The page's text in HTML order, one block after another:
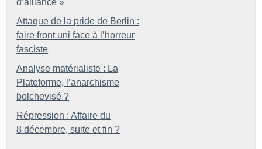
Attaque de la pride de Berlin :
faire front uni face à l’horreur
fasciste
Analyse matérialiste : La
Plateforme, l’anarchisme
bolchevisé ?
Répression : Affaire du
8 décembre, suite et fin ?